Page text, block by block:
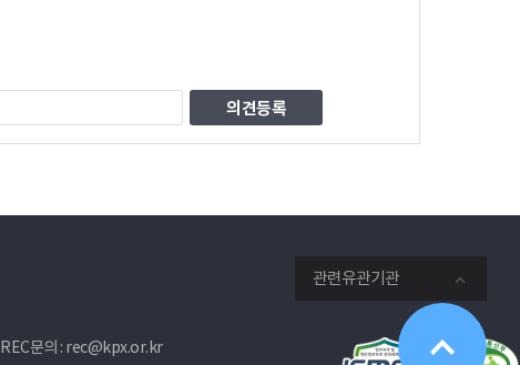
관련유관기관
REC문의 : rec@kpx.or.kr